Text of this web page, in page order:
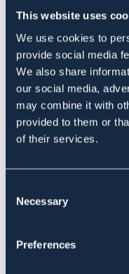
This website uses
We use cookies to
provide social media
We also share
our social media,
may combine it with
provided to them or
of their services.
Selection
Necessary
Preferences
På lager
Beskrivelse
Damask i 3D-mesh
Utrustad med
samt mycket god
återvunnet material
HVID
Se lager i butikken